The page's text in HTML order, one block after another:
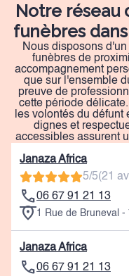
Notre réseau
funèbres
Nous disposons
funèbres de
accompagnement
que sur l'ensemble
preuve de
cette période
les volontés du
dignes et
accessibles assurent
Janaza Africa
5/5(21
06 67 91 21 13
1 Rue de Bruneval
Janaza Africa
06 67 91 21 13